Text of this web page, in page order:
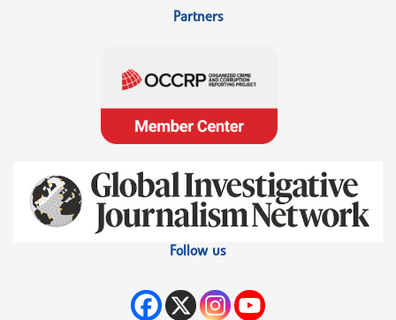
Partners
Follow us